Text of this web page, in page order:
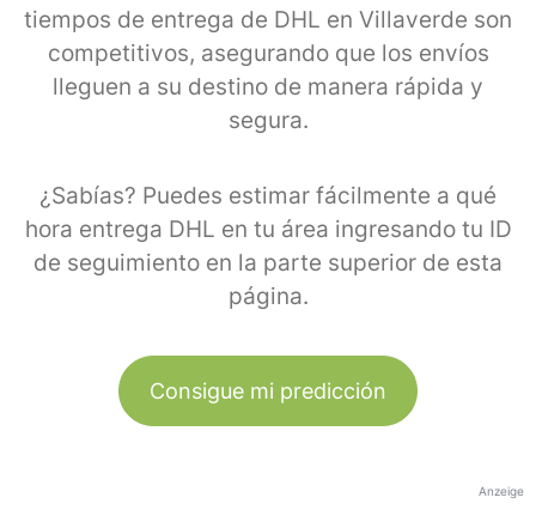
tiempos de entrega de DHL en Villaverde son
competitivos, asegurando que los envíos
lleguen a su destino de manera rápida y
segura.
¿Sabías? Puedes estimar fácilmente a qué
hora entrega DHL en tu área ingresando tu ID
de seguimiento en la parte superior de esta
página.
Consigue mi predicción
Anzeige